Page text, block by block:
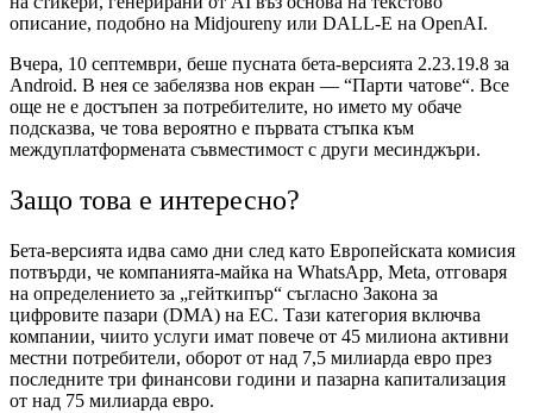
описание, подобно на Midjoureny или DALL-E на OpenAI.
Вчера, 10 септември, беше пусната бета-версията 2.23.19.8 за
Android. В нея се забелязва нов екран — “Парти чатове“. Все
още не е достъпен за потребителите, но името му обаче
подсказва, че това вероятно е първата стъпка към
междуплатформената съвместимост с други месинджъри.
Защо това е интересно?
Бета-версията идва само дни след като Европейската комисия
потвърди, че компанията-майка на WhatsApp, Meta, отговаря
на определението за „гейткипър“ съгласно Закона за
цифровите пазари (DMA) на ЕС. Тази категория включва
компании, чиито услуги имат повече от 45 милиона активни
местни потребители, оборот от над 7,5 милиарда евро през
последните три финансови години и пазарна капитализация
от над 75 милиарда евро.